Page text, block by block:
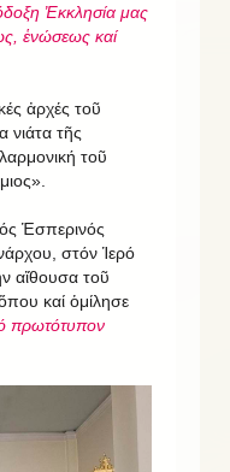
Ἐκκλησία μας
ἑνώσεως καί
ἀρχές τοῦ
νιάτα τῆς
τοῦ
Ἑσπερινός
στόν Ἱερό
αἴθουσα τοῦ
καί ὁμίλησε
πρωτότυπον